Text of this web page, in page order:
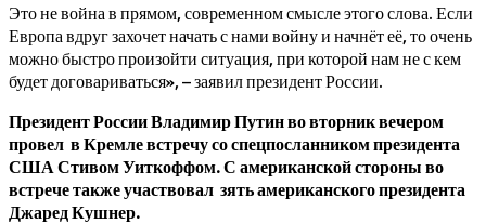
Это не война в прямом, современном смысле этого слова. Если
Европа вдруг захочет начать с нами войну и начнёт её, то очень
можно быстро произойти ситуация, при которой нам не с кем
будет договариваться», – заявил президент России.
Президент России Владимир Путин во вторник вечером
провел в Кремле встречу со спецпосланником президента
США Стивом Уиткоффом. С американской стороны во
встрече также участвовал зять американского президента
Джаред Кушнер.